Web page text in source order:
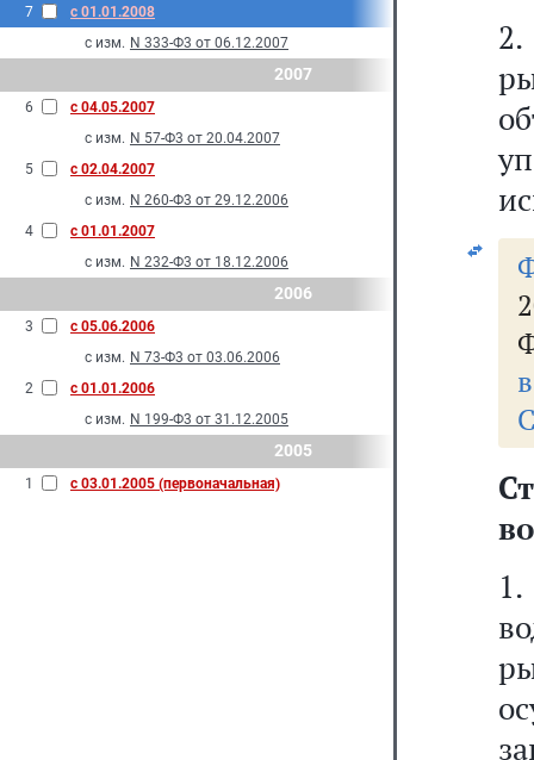
7
с 01.01.2008
с изм. N 333-Ф3 от 06.12.2007
2007
6
с 04.05.2007
с изм. N 57-Ф3 от 20.04.2007
5
с 02.04.2007
с изм. N 260-Ф3 от 29.12.2006
4
с 01.01.2007
с изм. N 232-Ф3 от 18.12.2006
2006
3
с 05.06.2006
с изм. N 73-Ф3 от 03.06.2006
2
с 01.01.2006
с изм. N 199-Ф3 от 31.12.2005
2005
1 с 03.01.2005 (первоначальная)